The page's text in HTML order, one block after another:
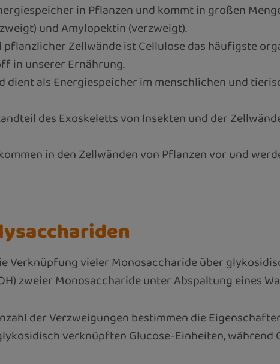
in Pflanzen und kommt in großen
und Amylopektin (verzweigt).
Zellwände ist Cellulose das häufigste
in unserer Ernährung.
dient als Energiespeicher im menschlichen und
des Exoskeletts von Insekten und der
in den Zellwänden von Pflanzen vor und
Verknüpfung vieler Monosaccharide über
zweier Monosaccharide unter Abspaltung eines
der Verzweigungen bestimmen die
verknüpften Glucose-Einheiten,